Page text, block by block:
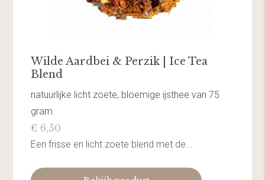
Wilde Aardbei & Perzik | Ice Tea
Blend
natuurlijke licht zoete, bloemige ijsthee van 75
gram
€ 6,50
Een frisse en licht zoete blend met de...